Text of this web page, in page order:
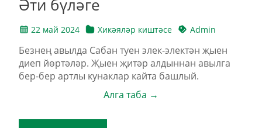
Әти бүләге
22 май 2024 Хикәяләр киштәсе Admin
Безнең авылда Сабан туен элек-электән җыен
диеп йөртәләр. Җыен җитәр алдыннан авылга
бер-бер артлы кунаклар кайта башлый.
Алга таба →